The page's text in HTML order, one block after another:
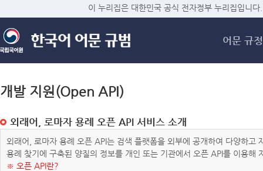
메
이 누리집은 대한민국 공식 전자정부 누리집입니다.
어문 규정
개발 지원(Open API)
외래어, 로마자 용례 오픈 API 서비스 소개
외래어, 로마자 용례 오픈 API는 검색 플랫폼을 외부에 공개하여 다양하
용례 찾기에 구축된 양질의 정보를 개인 또는 기관에서 오픈 API를 이용해
※ 오픈 API란?